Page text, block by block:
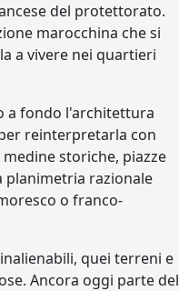
del protettorato.
marocchina che si
a vivere nei quartieri
a fondo l'architettura
reinterpretarla con
storiche, piazze
planimetria razionale
o franco-
quei terreni e
Ancora oggi parte del